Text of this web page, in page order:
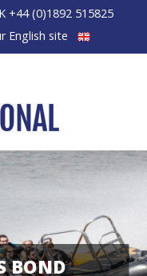
+44 (0)1892 515825
English site
BOND